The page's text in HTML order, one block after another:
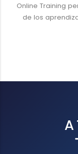
Online Training
de los